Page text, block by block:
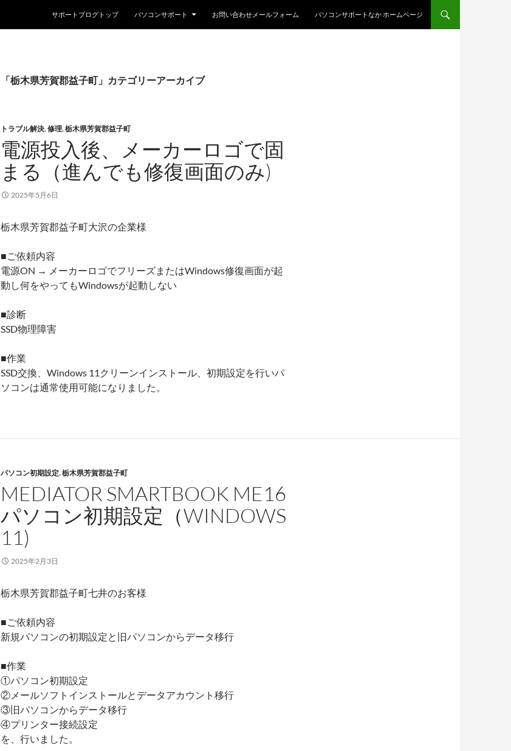
サポートブログトップ
パソコンサポート お問い合わせメールフォーム パソコンサポートなか ホームページ
「栃木県芳賀郡益子町」カテゴリーアーカイブ
トラブル解決,修理,栃木県芳賀郡益子町
電源投入後、メーカーロゴで固
まる（進んでも修復画面のみ)
2025年5月6日
栃木県芳賀郡益子町大沢の企業様
■ご依頼内容
電源ON → メーカーロゴでフリーズまたはWindows修復画面が起
動し何をやってもWindowsが起動しない
■診断
SSD物理障害
■作業
SSD交換、Windows 11クリーンインストール、初期設定を行いパ
ソコンは通常使用可能になりました。
パソコン初期設定,栃木県芳賀郡益子町
MEDIATOR SMARTBOOK ME16
パソコン初期設定（WINDOWS
11)
2025年2月3日
栃木県芳賀郡益子町七井のお客様
■ご依頼内容
新規パソコンの初期設定と旧パソコンからデータ移行
■作業
①パソコン初期設定
②メールソフトインストールとデータアカウント移行
③旧パソコンからデータ移行
④プリンター接続設定
を、行いました。